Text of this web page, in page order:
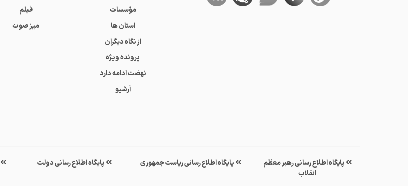
مؤسسات
استان ها
از نگاه دیگران
پرونده ویژه
نهضت ادامه دارد
آرشیو
فیلم
میز صوت
پایگاه اطلاع رسانی رهبر معظم
انقلاب
پایگاه اطلاع رسانی ریاست جمهوری پایگاه اطلاع رسانی دولت